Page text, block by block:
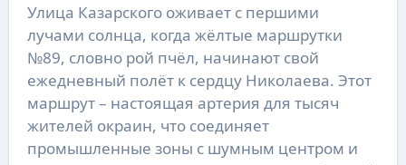
Улица Казарского оживает с першими
лучами солнца, когда жёлтые маршрутки
№89, словно рой пчёл, начинают свой
ежедневный полёт к сердцу Николаева. Этот
маршрут – настоящая артерия для тысяч
жителей окраин, что соединяет
промышленные зоны с шумным центром и